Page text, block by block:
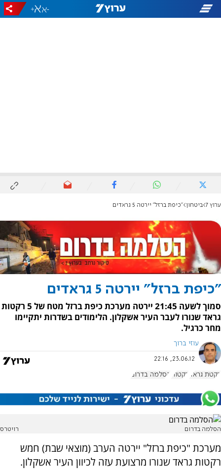
-
+
ערוץ 7 ביטחון "כיפת ברזל" יירטה 5 גראדים
"כיפת ברזל" יירטה 5 גראדים
סמוך לשעה 21:45 יירטה מערכת כיפת ברזל מטח של 5 רקטות
גראד שנורו לעבר העיר אשקלון. הלימודים בשדרות יתקיימו
מחר כרגיל.
עוזי ברוך
23.06.12, 22:16
רקטת גראד רקטות הסלמה בדרום
הסלמה בדרום רויטרס
מערכת "כיפת ברזל" יירטה הערב (מוצאי שבת) חמש
רקטות גראד שנורו מרצועת עזה לכיוון העיר אשקלון.